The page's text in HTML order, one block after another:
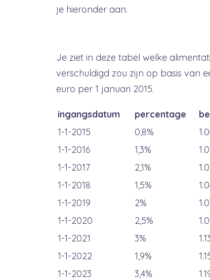
je hieronder aan.
Je ziet in deze tabel welke
verschuldigd zou zijn op basis van
euro per 1 januari 2015.
ingangsdatum percentage
1-1-2015
0,8%
1-1-2016
1,3%
1-1-2017
2,1%
1-1-2018
1,5%
1-1-2019
2%
1-1-2020
2,5%
1-1-2021
3%
1-1-2022
1,9%
1-1-2023
3,4%